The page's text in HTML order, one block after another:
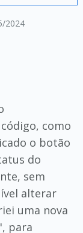
2024
como
o botão
do
sem
alterar
uma nova
para